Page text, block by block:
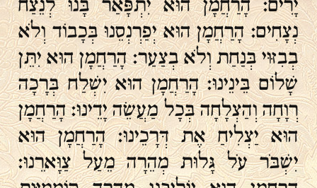
יָרִים: הָרַחֲמָן הוּא יִתְפָּאַר בָּנוּ לְנֵצַח
נְצָחִים: הָרַחֲמָן הוּא יְפַרְנְסֵנוּ בְּכָבוֹד וְלֹא
בְבִזּוּי בְּנַחַת וְלֹא בְצַעַר: הָרַחֲמָן הוּא יִתֵּן
שָׁלוֹם בֵּינֵינוּ: הָרַחֲמָן הוּא יִשְׁלַח בְּרָכָה
רְוָחָה וְהַצְלָחָה בְּכָל מַעֲשֵׂה יָדֵינוּ: הָרַחֲמָן
הוּא יַצְלִיחַ אֶת דְּרָכֵינוּ: הָרַחֲמָן הוּא
יִשְׁבֹּר עֹל גָּלוּת מְהֵרָה מֵעַל צַוָּארֵנוּ: